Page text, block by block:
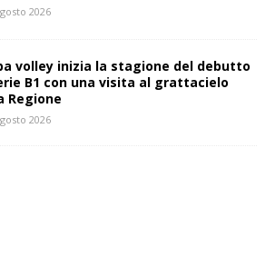
2026
volley inizia la stagione del debutto
B1 con una visita al grattacielo
Regione
2026